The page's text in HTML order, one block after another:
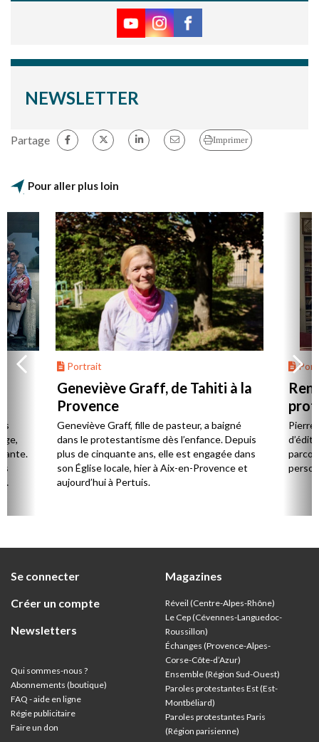
NEWSLETTER
Partage Imprimer
Pour aller plus loin
Portrait
Geneviève Graff, de Tahiti à la
Provence
Geneviève Graff, fille de pasteur, a baigné
dans le protestantisme dès l’enfance. Depuis
plus de cinquante ans, elle est engagée dans
son Église locale, hier à Aix-en-Provence et
aujourd’hui à Pertuis.
Se connecter
Créer un compte
Newsletters
Qui sommes-nous ?
Abonnements (boutique)
FAQ - aide en ligne
Régie publicitaire
Faire un don
Magazines
Réveil (Centre-Alpes-Rhône)
Le Cep (Cévennes-Languedoc-
Roussillon)
Échanges (Provence-Alpes-
Corse-Côte-d’Azur)
Ensemble (Région Sud-Ouest)
Paroles protestantes Est (Est-
Montbéliard)
Paroles protestantes Paris
(Région parisienne)